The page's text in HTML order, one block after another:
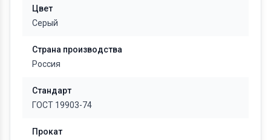
Цвет
Серый
Страна производства
Россия
Стандарт
ГОСТ 19903-74
Прокат